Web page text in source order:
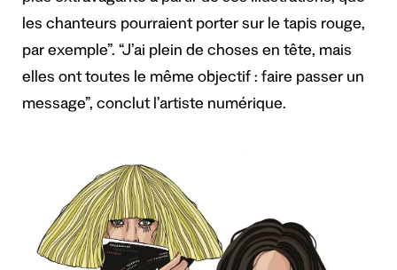
les chanteurs pourraient porter sur le tapis rouge,
par exemple”. “J’ai plein de choses en tête, mais
elles ont toutes le même objectif : faire passer un
message”, conclut l’artiste numérique.